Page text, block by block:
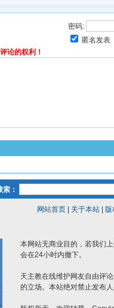
密码:
匿名发表
论的权利！
索：
网站首页| 关于本站| 版
本网站无商业目的，若我们
会在24小时内撤下。
天主教在线维护网友自由评
的立场。本站绝对禁止发布